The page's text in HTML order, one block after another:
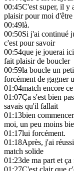
00:45C'est super, il y
plaisir pour moi d'être
00:49là.
00:50Si j'ai continué
c'est pour savoir
00:54que je jouerai
fait plaisir de boucler
00:59la boucle un
forcément de gagner
01:04match encore
01:07Ça s'est bien
savais qu'il fallait
01:13bien
moi, un peu moins
01:17lui forcément.
01:18Après, j'ai
match solide
01:23de ma part et